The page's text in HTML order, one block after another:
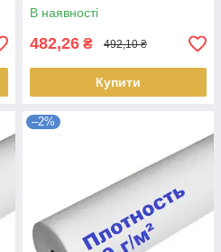
В наявності
482,26 ₴ 492,10 ₴
Купити
–2%